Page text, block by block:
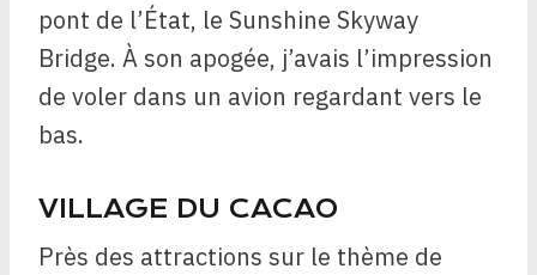
pont de l’État, le Sunshine Skyway
Bridge. À son apogée, j’avais l’impression
de voler dans un avion regardant vers le
bas.
VILLAGE DU CACAO
Près des attractions sur le thème de